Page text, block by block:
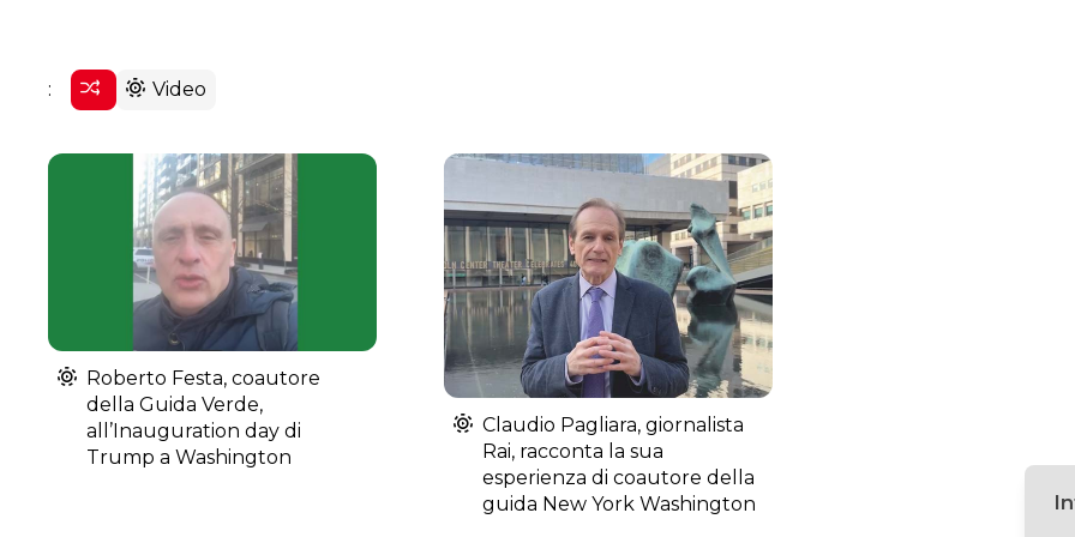
: Video
Roberto Festa, coautore
della Guida Verde,
all’Inauguration day di
Trump a Washington
Claudio Pagliara, giornalista
Rai, racconta la sua
esperienza di coautore della
guida New York Washington